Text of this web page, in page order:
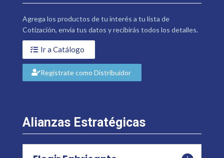
Agrega los productos de tu interés a tu lista de
Cotización, envía tus datos y recibirás todos los detalles.
Ir a Catálogo
Regístrate como Distribuidor
Alianzas Estratégicas